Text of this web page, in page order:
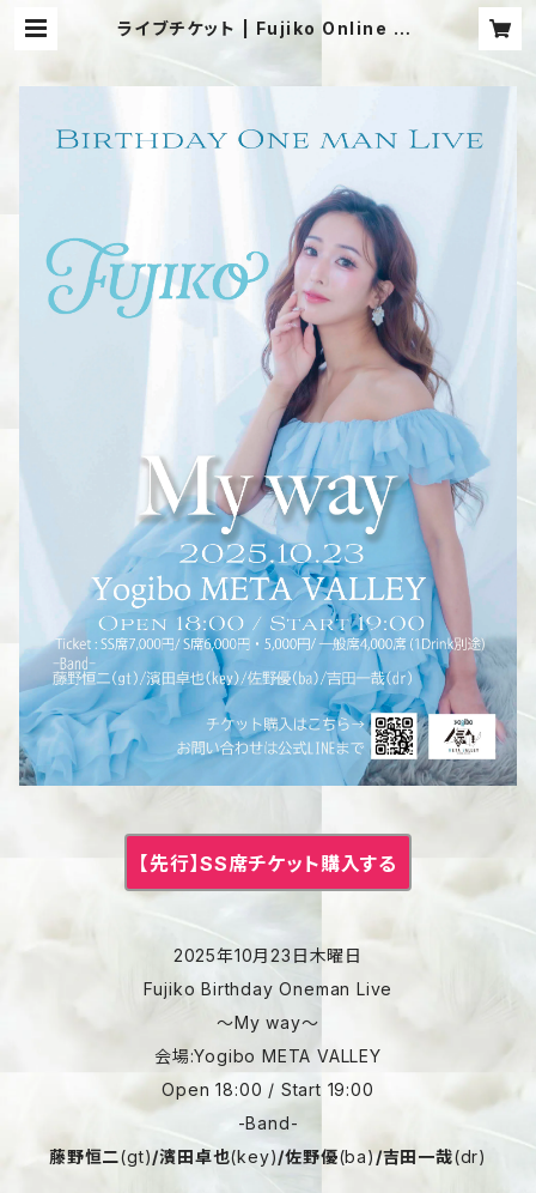
ライブチケット | Fujiko Online Sh
【先行】SS席チケット購入する
2025年10月23日木曜日
Fujiko Birthday Oneman Live
〜My way〜
会場:Yogibo META VALLEY
Open 18:00 / Start 19:00
-Band-
藤野恒二(gt)/濱田卓也(key)/佐野優(ba)/吉田一哉(dr)